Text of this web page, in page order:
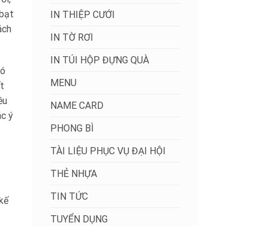
ý
IN THIỆP CƯỚI
IN TỜ RƠI
IN TÚI HỘP ĐỰNG QUÀ
MENU
NAME CARD
PHONG BÌ
TÀI LIỆU PHỤC VỤ ĐẠI HỘI
THẺ NHỰA
TIN TỨC
TUYỂN DỤNG